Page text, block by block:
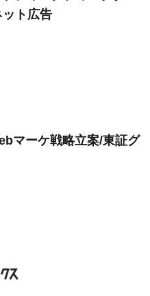
ト広告
マーケ戦略立案/東証グ